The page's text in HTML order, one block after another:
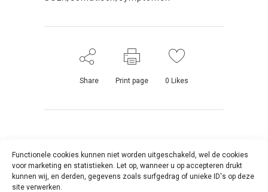
Functionele cookies kunnen niet worden uitgeschakeld, wel de cookies
voor marketing en statistieken. Let op, wanneer u op accepteren drukt
kunnen wij, en derden, gegevens zoals surfgedrag of unieke ID's op deze
site verwerken.
Share Print page 0 Likes